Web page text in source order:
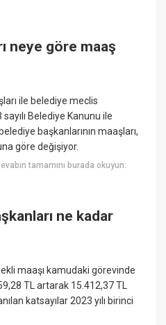
neye göre maaş
ile belediye meclis
Belediye Kanunu ile
başkanlarının maaşları,
göre değişiyor.
tamamını burada okuyun:
ne kadar
maaşı kamudaki görevinde
TL artarak 15.412,37 TL
katsayılar 2023 yılı birinci